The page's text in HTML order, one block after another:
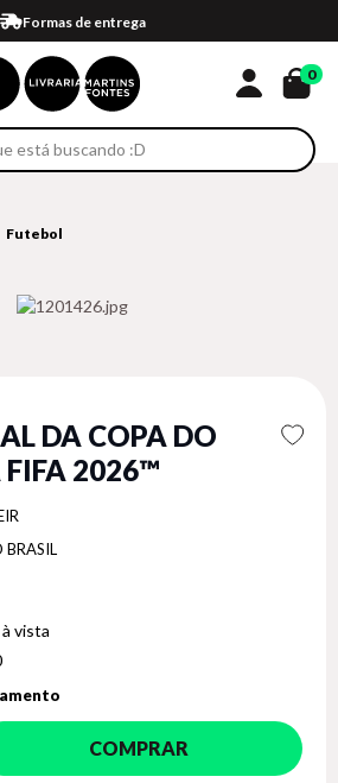
Formas de entrega
Compra 100% segura
até 4x sem juros no cartão*
Retire na loja
Eventos
0
Futebol
DA COPA DO
FIFA 2026™
BRASIL
COMPRAR